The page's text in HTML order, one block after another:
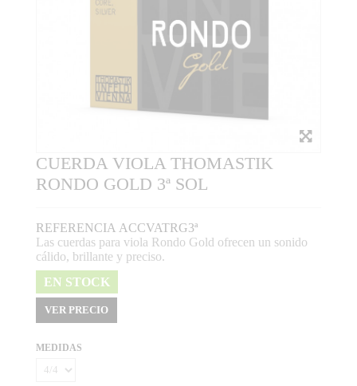
CUERDA VIOLA THOMASTIK
RONDO GOLD 3ª SOL
REFERENCIA ACCVATRG3ª
Las cuerdas para viola Rondo Gold ofrecen un sonido
cálido, brillante y preciso.
EN STOCK
VER PRECIO
MEDIDAS